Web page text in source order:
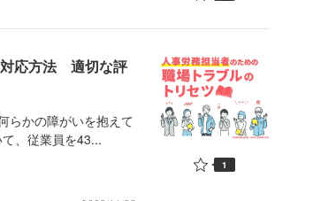
対応方法 適切な評
らかの障がいを抱えて
、従業員を43...
1